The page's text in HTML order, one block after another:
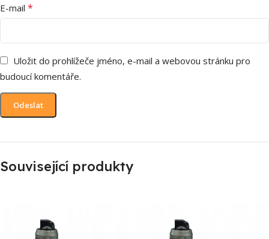
E-mail *
Uložit do prohlížeče jméno, e-mail a webovou stránku pro
budoucí komentáře.
Související produkty